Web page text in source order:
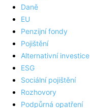
Daně
EU
Penzijní fondy
Pojištění
Alternativní investice
ESG
Sociální pojištění
Rozhovory
Podpůrná opatření